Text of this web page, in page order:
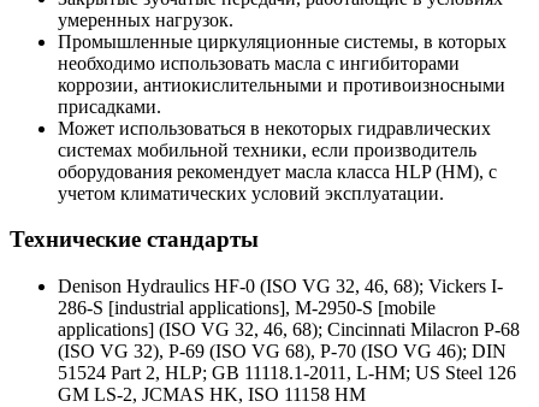
умеренных нагрузок.
Промышленные циркуляционные системы, в которых
необходимо использовать масла с ингибиторами
коррозии, антиокислительными и противоизносными
присадками.
Может использоваться в некоторых гидравлических
системах мобильной техники, если производитель
оборудования рекомендует масла класса HLP (HM), с
учетом климатических условий эксплуатации.
Технические стандарты
Denison Hydraulics HF-0 (ISO VG 32, 46, 68); Vickers I-
286-S [industrial applications], M-2950-S [mobile
applications] (ISO VG 32, 46, 68); Cincinnati Milacron P-68
(ISO VG 32), P-69 (ISO VG 68), P-70 (ISO VG 46); DIN
51524 Part 2, HLP; GB 11118.1-2011, L-HM; US Steel 126
GM LS-2, JCMAS HK, ISO 11158 HM